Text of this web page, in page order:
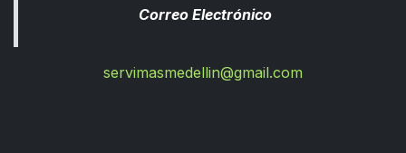
Correo Electrónico
servimasmedellin@gmail.com